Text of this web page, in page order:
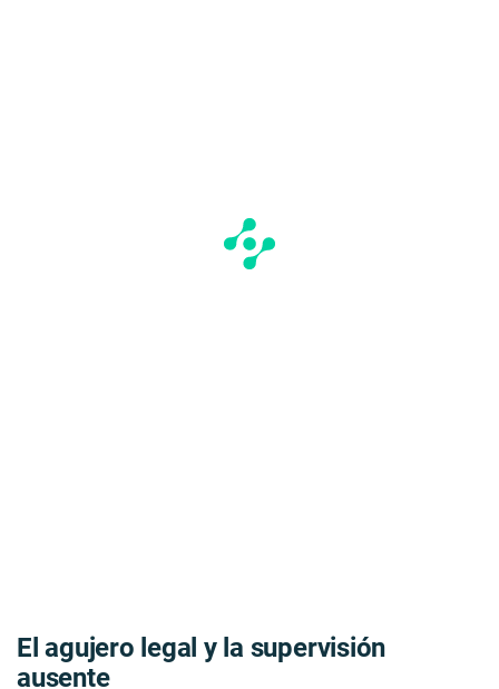
El agujero legal y la supervisión
ausente